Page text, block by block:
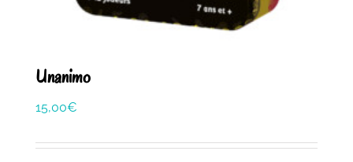
Unanimo
15,00€